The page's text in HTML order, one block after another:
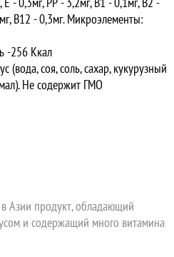
В12 - 0,3мг. Микроэлементы:
-256 Ккал
(вода, соя, соль, сахар, кукурузный
Не содержит ГМО
Азии продукт, обладающий
и содержащий много витамина